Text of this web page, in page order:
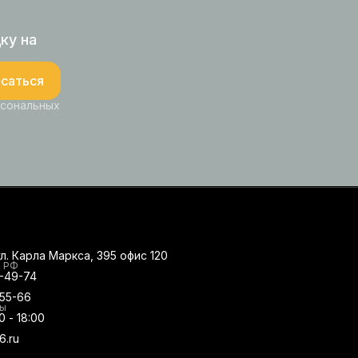
на
Карла Маркса, 395 офис 120
РФ
49-74
66
- 18:00